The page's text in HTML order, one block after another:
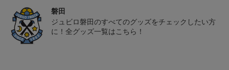
磐田
ジュビロ磐田のすべてのグッズをチェックしたい方
に！全グッズ一覧はこちら！